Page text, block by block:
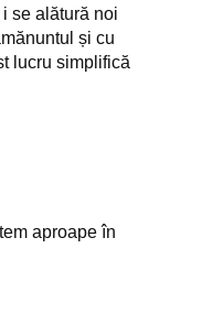
se alătură noi
și cu
lucru simplifică
aproape în